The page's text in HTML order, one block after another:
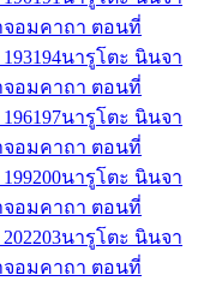
จอมคาถา ตอนที่
194นารูโตะ นินจา
จอมคาถา ตอนที่
197นารูโตะ นินจา
จอมคาถา ตอนที่
200นารูโตะ นินจา
จอมคาถา ตอนที่
203นารูโตะ นินจา
จอมคาถา ตอนที่